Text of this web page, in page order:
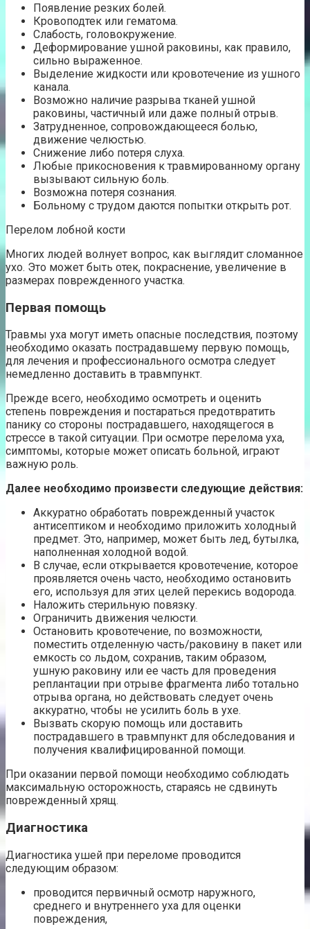
Появление резких болей.
Кровоподтек или гематома.
Слабость, головокружение.
Деформирование ушной раковины, как правило,
сильно выраженное.
Выделение жидкости или кровотечение из ушного
канала.
Возможно наличие разрыва тканей ушной
раковины, частичный или даже полный отрыв.
Затрудненное, сопровождающееся болью,
движение челюстью.
Снижение либо потеря слуха.
Любые прикосновения к травмированному органу
вызывают сильную боль.
Возможна потеря сознания.
Больному с трудом даются попытки открыть рот.
Перелом лобной кости
Многих людей волнует вопрос, как выглядит сломанное
ухо. Это может быть отек, покраснение, увеличение в
размерах поврежденного участка.
Первая помощь
Травмы уха могут иметь опасные последствия, поэтому
необходимо оказать пострадавшему первую помощь,
для лечения и профессионального осмотра следует
немедленно доставить в травмпункт.
Прежде всего, необходимо осмотреть и оценить
степень повреждения и постараться предотвратить
панику со стороны пострадавшего, находящегося в
стрессе в такой ситуации. При осмотре перелома уха,
симптомы, которые может описать больной, играют
важную роль.
Далее необходимо произвести следующие действия:
Аккуратно обработать поврежденный участок
антисептиком и необходимо приложить холодный
предмет. Это, например, может быть лед, бутылка,
наполненная холодной водой.
В случае, если открывается кровотечение, которое
проявляется очень часто, необходимо остановить
его, используя для этих целей перекись водорода.
Наложить стерильную повязку.
Ограничить движения челюсти.
Остановить кровотечение, по возможности,
поместить отделенную часть/раковину в пакет или
емкость со льдом, сохранив, таким образом,
ушную раковину или ее часть для проведения
реплантации при отрыве фрагмента либо тотально
отрыва органа, но действовать следует очень
аккуратно, чтобы не усилить боль в ухе.
Вызвать скорую помощь или доставить
пострадавшего в травмпункт для обследования и
получения квалифицированной помощи.
При оказании первой помощи необходимо соблюдать
максимальную осторожность, стараясь не сдвинуть
поврежденный хрящ.
Диагностика
Диагностика ушей при переломе проводится
следующим образом:
проводится первичный осмотр наружного,
среднего и внутреннего уха для оценки
повреждения,